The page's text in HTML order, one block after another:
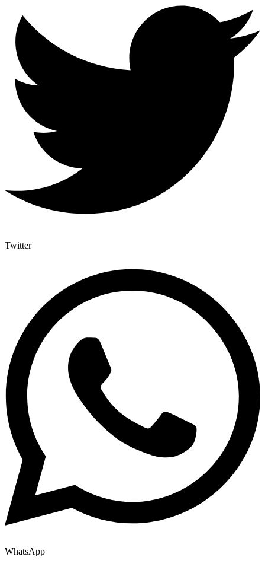
Twitter
WhatsApp